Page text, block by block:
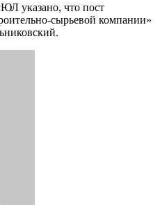
указано, что пост
сырьевой компании»